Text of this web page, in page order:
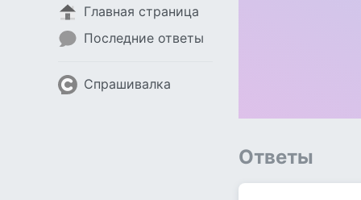
Главная страница
Последние ответы
Спрашивалка
Ответы